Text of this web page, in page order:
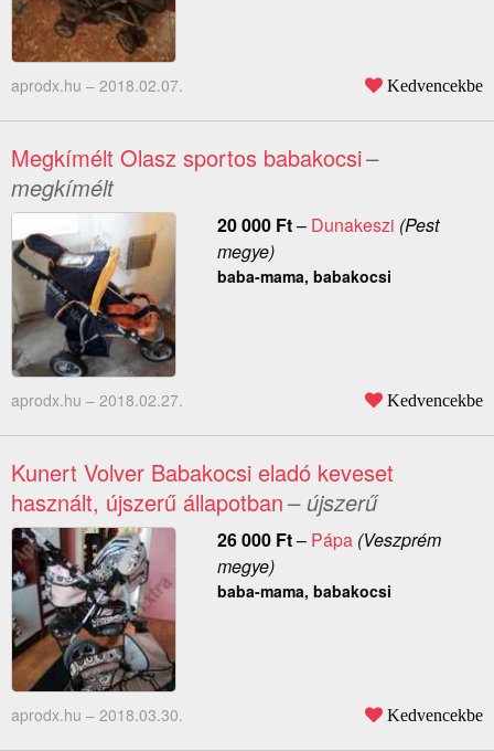
aprodx.hu – 2018.02.07. Kedvencekbe
Megkímélt Olasz sportos babakocsi–
megkímélt
20 000 Ft– Dunakeszi (Pest
megye)
baba-mama, babakocsi
aprodx.hu – 2018.02.27. Kedvencekbe
Kunert Volver Babakocsi eladó keveset
használt, újszerű állapotban– újszerű
26 000 Ft– Pápa(Veszprém
megye)
baba-mama, babakocsi
aprodx.hu – 2018.03.30. Kedvencekbe